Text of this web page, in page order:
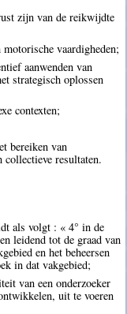
zijn van de reikwijdte
vaardigheden;
aanwenden van
strategisch oplossen
contexten;
bereiken van
resultaten.
als volgt : « 4° in de
leidend tot de graad van
en het beheersen
in dat vakgebied;
van een onderzoeker
uit te voeren